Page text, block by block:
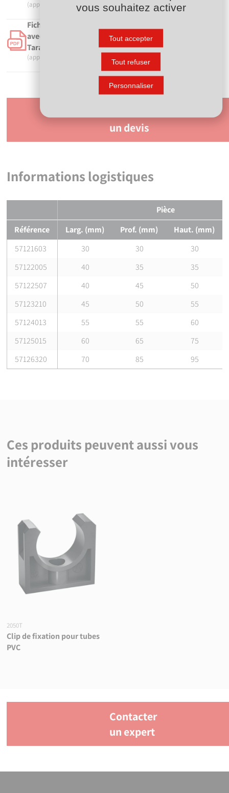
(application/pdf, 259.50 ko)
Fiche de mise en oeuvre - Manchon d'adaptation
avec bague de renfort - Femelle à coller sur d -
Taraudé sur Rp - 5712
(application/pdf, 707.63 ko)
un devis
Informations logistiques
Pièce
Référence
Larg. (mm) Prof. (mm)
Haut. (mm)
57121603
30 30
30
57122005
40 35
35
57122507
40 45
50
57123210
45 50
55
57124013
55 55
60
57125015
60 65
75
57126320
70 85 95
Ces produits peuvent aussi vous
intéresser
2050T
Clip de fixation pour tubes
PVC
Contacter
un expert
vous souhaitez activer
Tout accepter
Tout refuser
Personnaliser